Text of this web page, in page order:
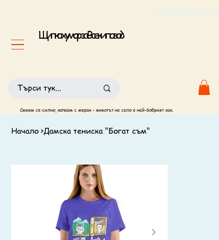
Щипка хумор за Всеки повод
Смеем се силно, копаем с мерак – животът на село е най-добрият хак.
Начало>Дамска тениска "Богат съм"